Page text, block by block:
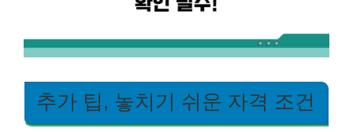
추가 팁, 놓치기 쉬운 자격 조건